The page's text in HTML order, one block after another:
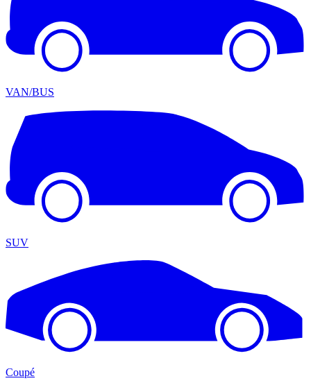
VAN/BUS
SUV
Coupé